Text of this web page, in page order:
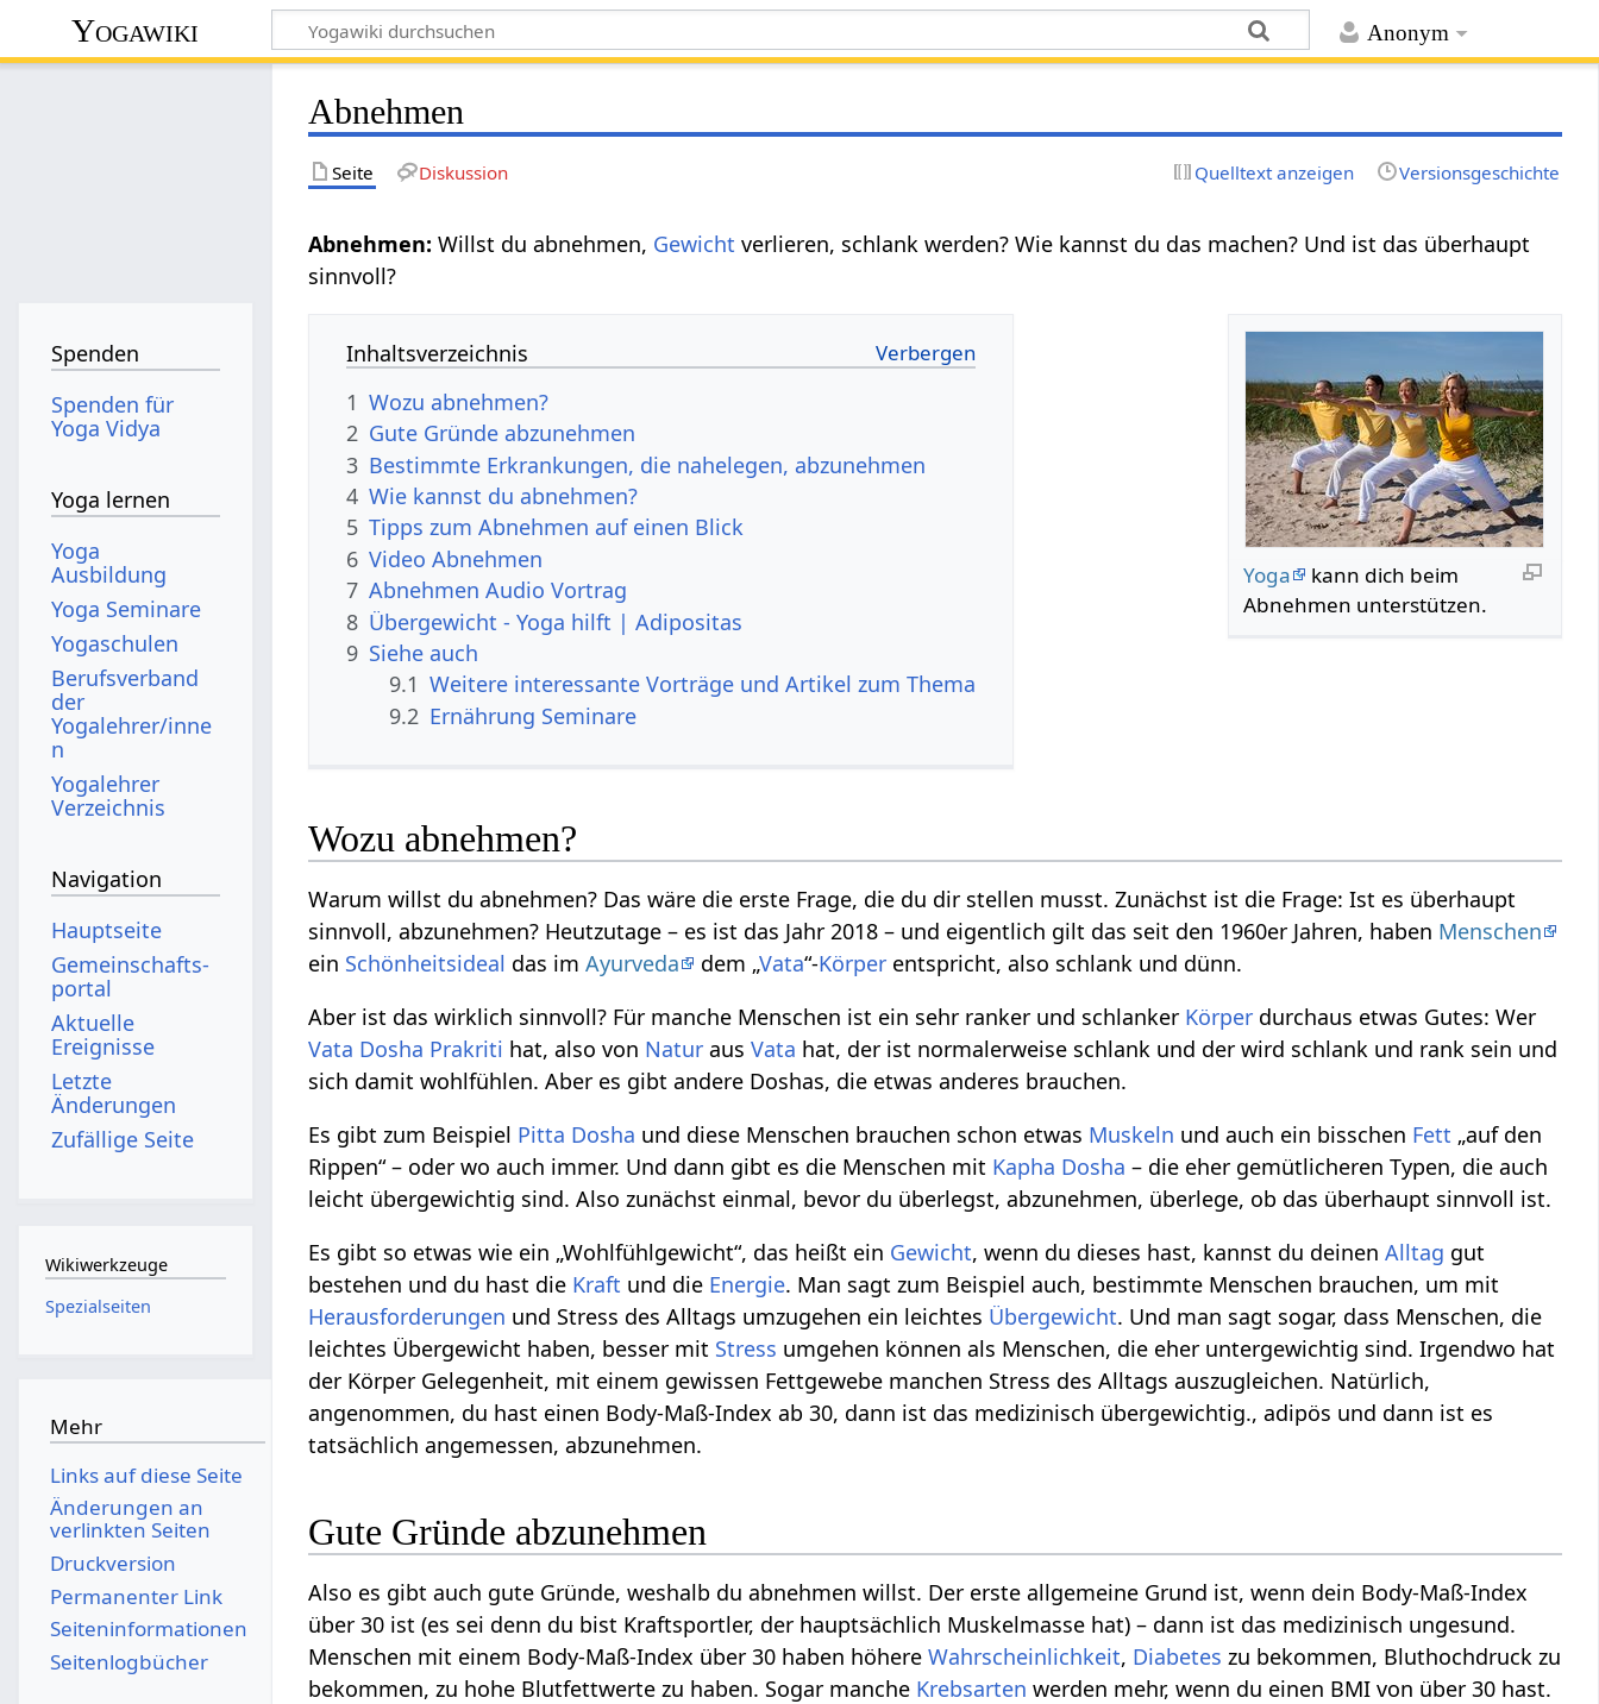
Anonym
Yogawiki
Abnehmen
Seite Diskussion Quelltext anzeigen Versionsgeschichte
Abnehmen: Willst du abnehmen, Gewicht verlieren, schlank werden? Wie kannst du das machen? Und ist das überhaupt
sinnvoll?
Yoga
kann dich beim
Abnehmen unterstützen.
Inhaltsverzeichnis
1 Wozu abnehmen?
2 Gute Gründe abzunehmen
3 Bestimmte Erkrankungen, die nahelegen, abzunehmen
4 Wie kannst du abnehmen?
5 Tipps zum Abnehmen auf einen Blick
6 Video Abnehmen
7 Abnehmen Audio Vortrag
8 Übergewicht - Yoga hilft | Adipositas
9 Siehe auch
9.1 Weitere interessante Vorträge und Artikel zum Thema
9.2 Ernährung Seminare
Wozu abnehmen?
Warum willst du abnehmen? Das wäre die erste Frage, die du dir stellen musst. Zunächst ist die Frage: Ist es überhaupt
sinnvoll, abzunehmen? Heutzutage – es ist das Jahr 2018 – und eigentlich gilt das seit den 1960er Jahren, haben Menschen
ein Schönheitsideal das imAyurveda dem „Vata“-Körper entspricht, also schlank und dünn.
Aber ist das wirklich sinnvoll? Für manche Menschen ist ein sehr ranker und schlanker Körper durchaus etwas Gutes: Wer
Vata Dosha Prakriti hat, also von Natur ausVata hat, der ist normalerweise schlank und der wird schlank und rank sein und
sich damit wohlfühlen. Aber es gibt andere Doshas, die etwas anderes brauchen.
Es gibt zum Beispiel Pitta Dosha und diese Menschen brauchen schon etwas Muskeln und auch ein bisschen Fett „auf den
Rippen“ – oder wo auch immer. Und dann gibt es die Menschen mit Kapha Dosha – die eher gemütlicheren Typen, die auch
leicht übergewichtig sind. Also zunächst einmal, bevor du überlegst, abzunehmen, überlege, ob das überhaupt sinnvoll ist.
Es gibt so etwas wie ein „Wohlfühlgewicht“, das heißt ein Gewicht, wenn du dieses hast, kannst du deinenAlltag gut
bestehen und du hast die Kraft und die Energie. Man sagt zum Beispiel auch, bestimmte Menschen brauchen, um mit
Herausforderungen und Stress des Alltags umzugehen ein leichtes Übergewicht. Und man sagt sogar, dass Menschen, die
leichtes Übergewicht haben, besser mit Stress umgehen können als Menschen, die eher untergewichtig sind. Irgendwo hat
der Körper Gelegenheit, mit einem gewissen Fettgewebe manchen Stress des Alltags auszugleichen. Natürlich,
angenommen, du hast einen Body-Maß-Index ab 30, dann ist das medizinisch übergewichtig., adipös und dann ist es
tatsächlich angemessen, abzunehmen.
Gute Gründe abzunehmen
Also es gibt auch gute Gründe, weshalb du abnehmen willst. Der erste allgemeine Grund ist, wenn dein Body-Maß-Index
über 30 ist (es sei denn du bist Kraftsportler, der hauptsächlich Muskelmasse hat) – dann ist das medizinisch ungesund.
Menschen mit einem Body-Maß-Index über 30 haben höhereWahrscheinlichkeit, Diabetes zu bekommen, Bluthochdruck zu
bekommen, zu hohe Blutfettwerte zu haben. Sogar manche Krebsarten werden mehr, wenn du einen BMI von über 30 hast.
Spenden
Spenden für
Yoga Vidya
Yoga lernen
Yoga
Ausbildung
Yoga Seminare
Yogaschulen
Berufsverband
der
Yogalehrer/inne
n
Yogalehrer
Verzeichnis
Navigation
Hauptseite
Gemeinschafts­
portal
Aktuelle
Ereignisse
Letzte
Änderungen
Zufällige Seite
Wikiwerkzeuge
Spezialseiten
Mehr
Links auf diese Seite
Änderungen an
verlinkten Seiten
Druckversion
Permanenter Link
Seiten­­informationen
Seitenlogbücher